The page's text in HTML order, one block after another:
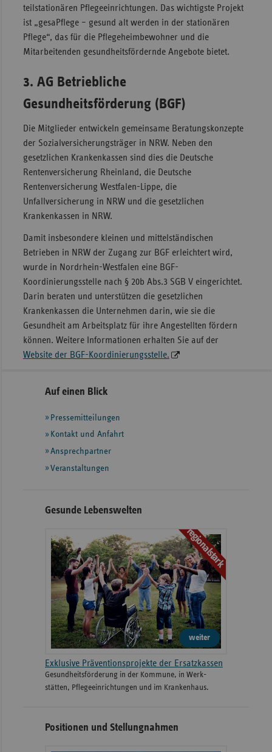
teilstationären Pflegeeinrichtungen. Das wichtigste Projekt
ist „gesaPflege – gesund alt werden in der stationären
Pflege“, das für die Pflegeheimbewohner und die
Mitarbeitenden gesundheitsfördernde Angebote bietet.
3. AG Betriebliche
Gesundheitsförderung (BGF)
Die Mitglieder entwickeln gemeinsame Beratungskonzepte
der Sozialversicherungsträger in NRW. Neben den
gesetzlichen Krankenkassen sind dies die Deutsche
Rentenversicherung Rheinland, die Deutsche
Rentenversicherung Westfalen-Lippe, die
Unfallversicherung in NRW und die gesetzlichen
Krankenkassen in NRW.
Damit insbesondere kleinen und mittelständischen
Betrieben in NRW der Zugang zur BGF erleichtert wird,
wurde in Nordrhein-Westfalen eine BGF-
Koordinierungsstelle nach § 20b Abs.3 SGB V eingerichtet.
Darin beraten und unterstützen die gesetzlichen
Krankenkassen die Unternehmen darin, wie sie die
Gesundheit am Arbeitsplatz für ihre Angestellten fördern
können. Weitere Informationen erhalten Sie auf der
Website der BGF-Koordinierungsstelle.
Seitennavigation
Seitenleiste
weiteren
Informationen
Auf einen Blick
Pressemitteilungen
Kontakt und Anfahrt
Ansprechpartner
Veranstaltungen
Gesunde Lebenswelten
regionalstark
weiter
Exklusive Präventionsprojekte der Ersatzkassen
Gesund­heits­­förderung in der Kommune, in Werk­
stätten, Pflege­einrichtungen und im Kranken­haus.
Positionen und Stellungnahmen